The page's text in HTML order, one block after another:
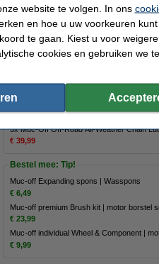
Hoe werkt het?
Zorg dat de ketting schoon en droog
wiel rond te draaien. Laat de
Specificaties
Merk: Muc-Off
Aanbieding:
3x Muc-Off Off-Road All-Weather Chain
€ 39,99
Bestel mee: Tip!
Muc-off Expanding spons | Wasspons
€ 6,49
Muc-off premium Brush kit | motor borstel
€ 23,99
Muc-off individual Wheel & Component |
€ 9,99
website te volgen. In ons
en hoe u uw voorkeuren
te gaan. Kiest u voor
cookies en gebruiken we